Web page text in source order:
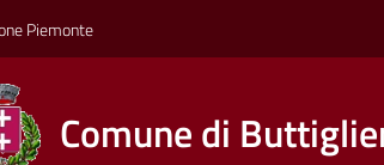
Piemonte
Comune di